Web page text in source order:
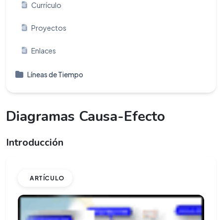
Currículo
Proyectos
Enlaces
Líneas de Tiempo
Diagramas Causa-Efecto
Introducción
ARTÍCULO